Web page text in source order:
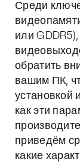
Среди
или
обратить
вашим ПК,
установкой
как эти
приведём
какие